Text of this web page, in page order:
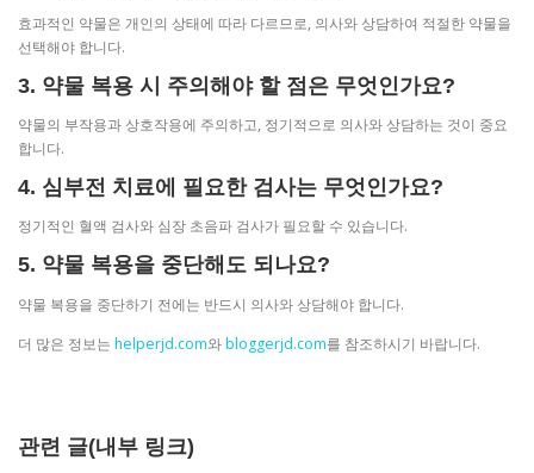
효과적인 약물은 개인의 상태에 따라 다르므로, 의사와 상담하여 적절한 약물을
선택해야 합니다.
3. 약물 복용 시 주의해야 할 점은 무엇인가요?
약물의 부작용과 상호작용에 주의하고, 정기적으로 의사와 상담하는 것이 중요
합니다.
4. 심부전 치료에 필요한 검사는 무엇인가요?
정기적인 혈액 검사와 심장 초음파 검사가 필요할 수 있습니다.
5. 약물 복용을 중단해도 되나요?
약물 복용을 중단하기 전에는 반드시 의사와 상담해야 합니다.
더 많은 정보는 helperjd.com와bloggerjd.com를 참조하시기 바랍니다.
관련 글(내부 링크)